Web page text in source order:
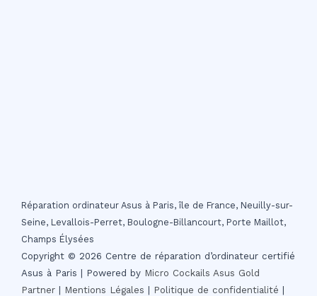
Réparation ordinateur Asus à Paris, île de France, Neuilly-sur-
Seine, Levallois-Perret, Boulogne-Billancourt, Porte Maillot,
Champs Élysées
Copyright © 2026 Centre de réparation d’ordinateur certifié
Asus à Paris | Powered by Micro Cockails Asus Gold
Partner
Mentions Légales Politique de confidentialité